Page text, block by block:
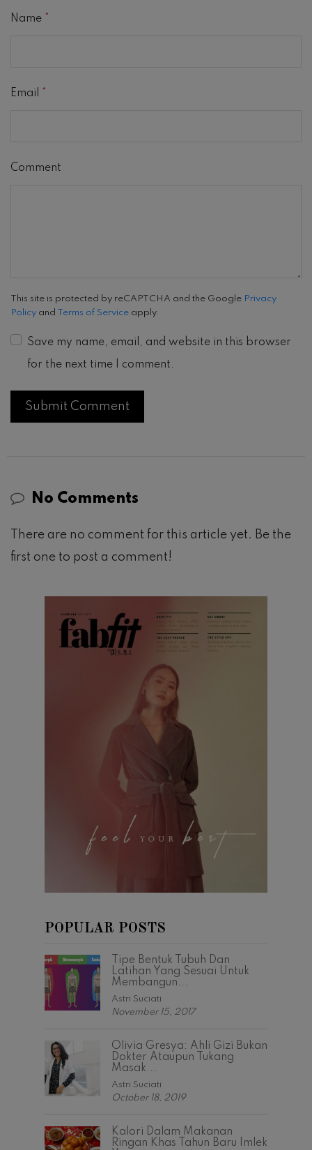
Name
Email
Comment
This site is protected by reCAPTCHA and the Google Privacy
Policy and Terms of Service apply.
Save my name, email, and website in this browser
for the next time I comment.
No Comments
There are no comment for this article yet. Be the
first one to post a comment!
POPULAR POSTS
Tipe Bentuk Tubuh Dan
Latihan Yang Sesuai Untuk
Membangun...
Astri Suciati
November 15, 2017
Olivia Gresya: Ahli Gizi Bukan
Dokter Ataupun Tukang
Masak...
Astri Suciati
October 18, 2019
Kalori Dalam Makanan
Ringan Khas Tahun Baru Imlek